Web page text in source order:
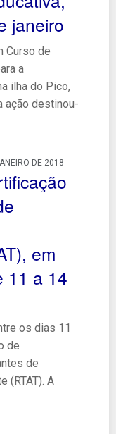
janeiro
Curso de
a
ilha do Pico,
ação destinou-
DE 2018
em
11 a 14
os dias 11
de
de
(RTAT). A